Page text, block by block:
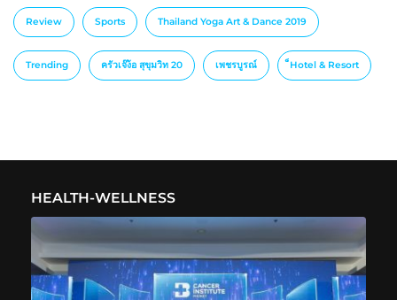
Review Sports Thailand Yoga Art & Dance 2019
Trending ครัวเจ๊ง้อ สุขุมวิท 20 เพชรบูรณ์ ็Hotel & Resort
HEALTH-WELLNESS